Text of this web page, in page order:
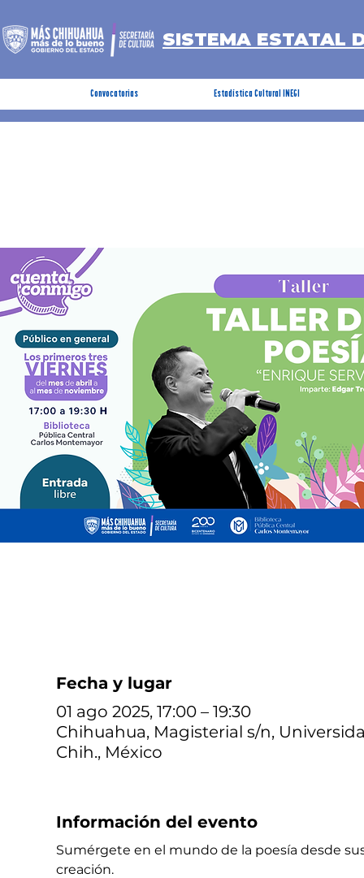
SISTEMA ESTATAL
Convocatorias Estadística Cultural INEGI
Fecha y lugar
01 ago 2025, 17:00 – 19:30
Chihuahua, Magisterial s/n,
Chih., México
Información del evento
Sumérgete en el mundo de la poesía desde
creación.